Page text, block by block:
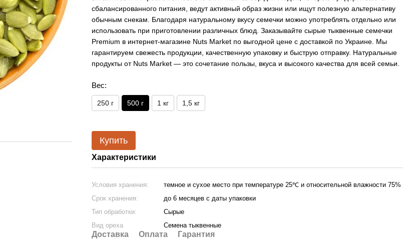
сбалансированного питания, ведут активный образ жизни или ищут полезную альтернативу
обычным снекам. Благодаря натуральному вкусу семечки можно употреблять отдельно или
использовать при приготовлении различных блюд. Заказывайте сырые тыквенные семечки
Premium в интернет-магазине Nuts Market по выгодной цене с доставкой по Украине. Мы
гарантируем свежесть продукции, качественную упаковку и быструю отправку. Натуральные
продукты от Nuts Market — это сочетание пользы, вкуса и высокого качества для всей семьи.
Вес:
250 г 500 г 1 кг 1,5 кг
Купить
Характеристики
Условия хранения:
темное и сухое место при температуре 25℃ и относительной влажности 75%
Срок хранения:
до 6 месяцев с даты упаковки
Тип обработки:
Сырые
Вид ореха
Семена тыквенные
Доставка Оплата Гарантия